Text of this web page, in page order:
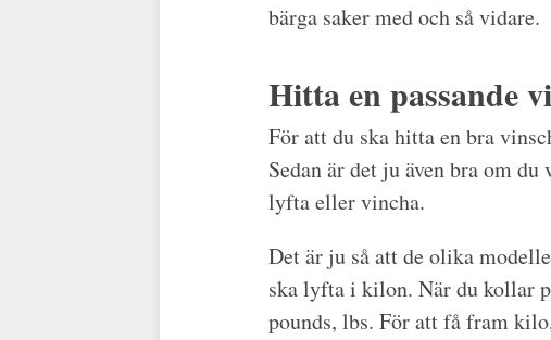
bärga saker med och så vidare.
Hitta en passande
För att du ska hitta en bra
Sedan är det ju även bra om
lyfta eller vincha.
Det är ju så att de olika
ska lyfta i kilon. När du kollar
pounds, lbs. För att få fram